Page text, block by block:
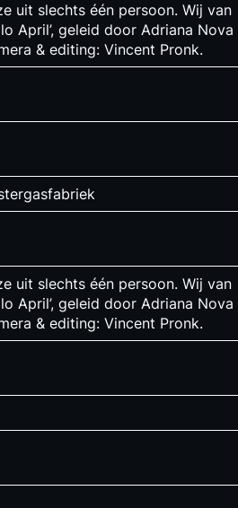
uit slechts één persoon. Wij van
April’, geleid door Adriana Nova
& editing: Vincent Pronk.
uit slechts één persoon. Wij van
April’, geleid door Adriana Nova
& editing: Vincent Pronk.